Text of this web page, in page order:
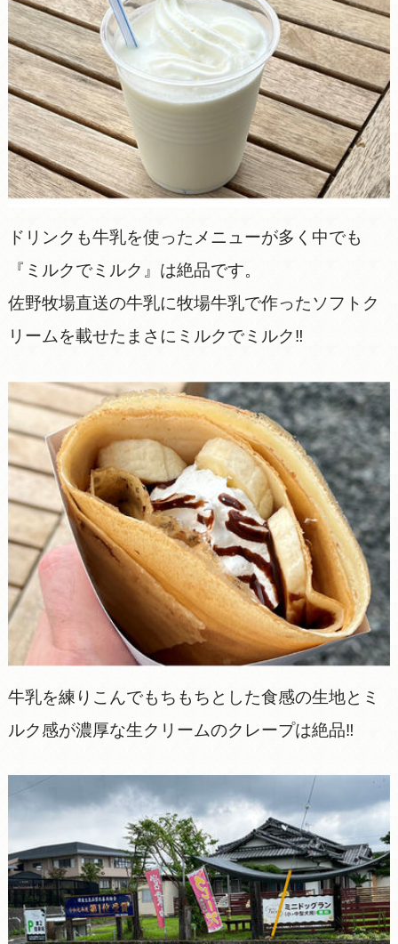
ドリンクも牛乳を使ったメニューが多く中でも
『ミルクでミルク』は絶品です。
佐野牧場直送の牛乳に牧場牛乳で作ったソフトク
リームを載せたまさにミルクでミルク‼
牛乳を練りこんでもちもちとした食感の生地とミ
ルク感が濃厚な生クリームのクレープは絶品‼